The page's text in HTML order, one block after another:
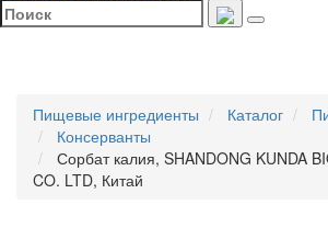
Пищевые ингредиенты Каталог
Консерванты
Сорбат калия, SHANDONG KUNDA
CO. LTD, Китай